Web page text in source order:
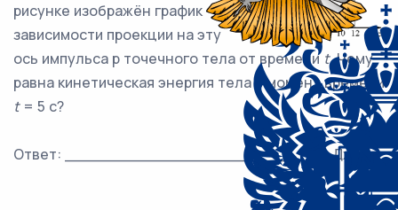
рисунке изображён график
зависимости проекции на эту
ось импульса p точечного тела от времениt. Чему
равна кинетическая энергия тела в момент времени
t= 5 с?
Ответ: ___________________________ Дж.